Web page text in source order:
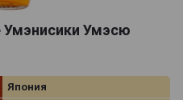
Умэнисики Умэсю
Япония